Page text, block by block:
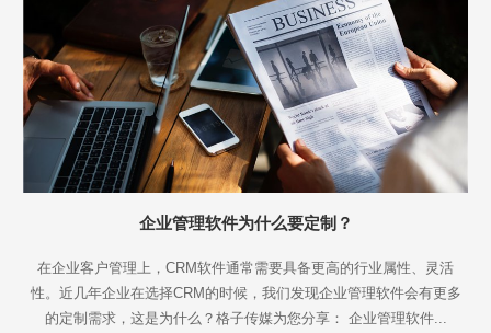
企业管理软件为什么要定制？
在企业客户管理上，CRM软件通常需要具备更高的行业属性、灵活
性。近几年企业在选择CRM的时候，我们发现企业管理软件会有更多
的定制需求，这是为什么？格子传媒为您分享： 企业管理软件...